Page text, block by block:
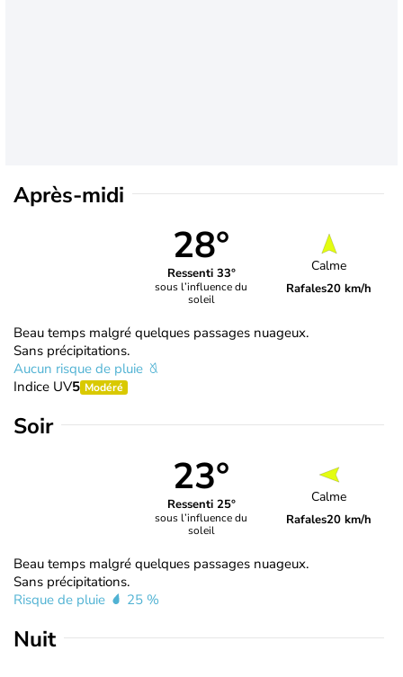
Après-midi
28°
Ressenti 33°
sous l’influence du
soleil
Calme
Rafales20 km/h
Beau temps malgré quelques passages nuageux.
Sans précipitations.
Aucun risque de pluie
Indice UV5 Modéré
Soir
23°
Ressenti 25°
sous l’influence du
soleil
Calme
Rafales20 km/h
Beau temps malgré quelques passages nuageux.
Sans précipitations.
Risque de pluie
25 %
Nuit